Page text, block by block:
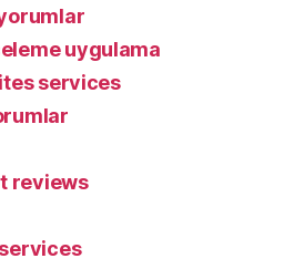
uygulama
services
reviews